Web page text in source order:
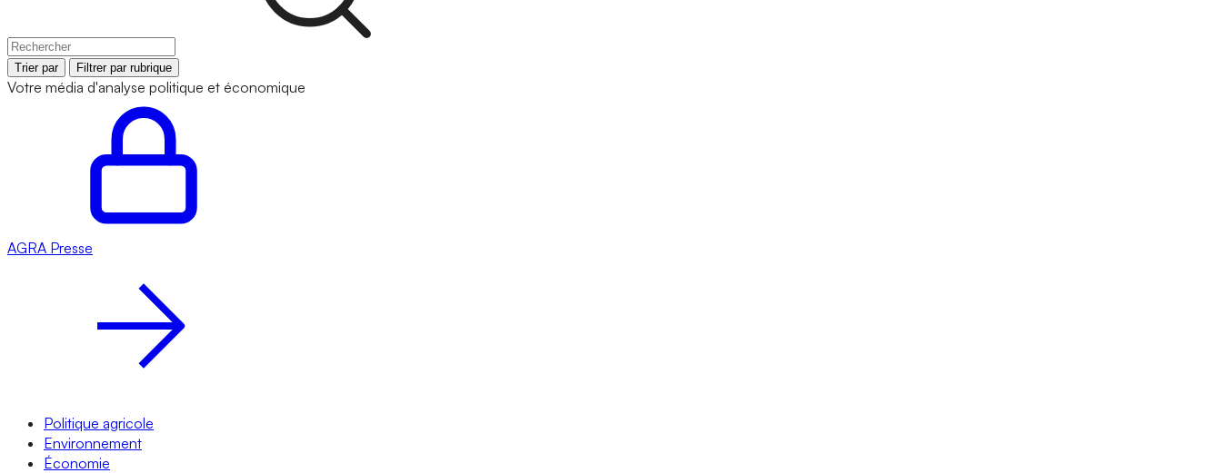
Trier par Filtrer par rubrique
Votre média d'analyse politique et économique
AGRA Presse
Politique agricole
Environnement
Économie